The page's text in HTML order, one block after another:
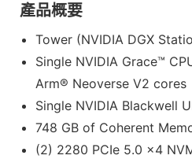
產品概要
Tower (NVIDIA DGX
Single NVIDIA Grace™
Arm® Neoverse V2 cores
Single NVIDIA Blackwell
748 GB of Coherent
(2) 2280 PCIe 5.0 x4